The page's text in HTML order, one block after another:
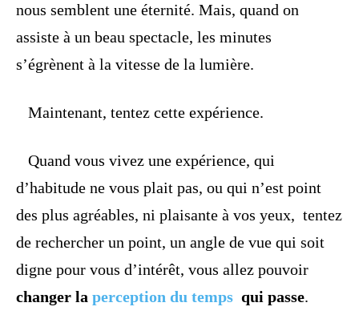
nous semblent une éternité. Mais, quand on
assiste à un beau spectacle, les minutes
s’égrènent à la vitesse de la lumière.
Maintenant, tentez cette expérience.
Quand vous vivez une expérience, qui
d’habitude ne vous plait pas, ou qui n’est point
des plus agréables, ni plaisante à vos yeux, tentez
de rechercher un point, un angle de vue qui soit
digne pour vous d’intérêt, vous allez pouvoir
changer la perception du temps qui passe.